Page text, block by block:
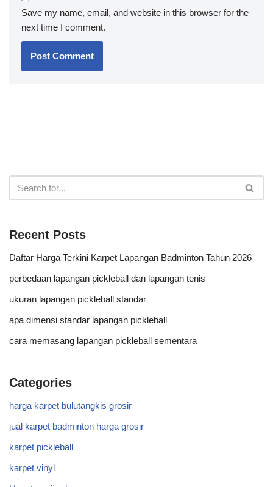
Save my name, email, and website in this browser for the
next time I comment.
Recent Posts
Daftar Harga Terkini Karpet Lapangan Badminton Tahun 2026
perbedaan lapangan pickleball dan lapangan tenis
ukuran lapangan pickleball standar
apa dimensi standar lapangan pickleball
cara memasang lapangan pickleball sementara
Categories
harga karpet bulutangkis grosir
jual karpet badminton harga grosir
karpet pickleball
karpet vinyl